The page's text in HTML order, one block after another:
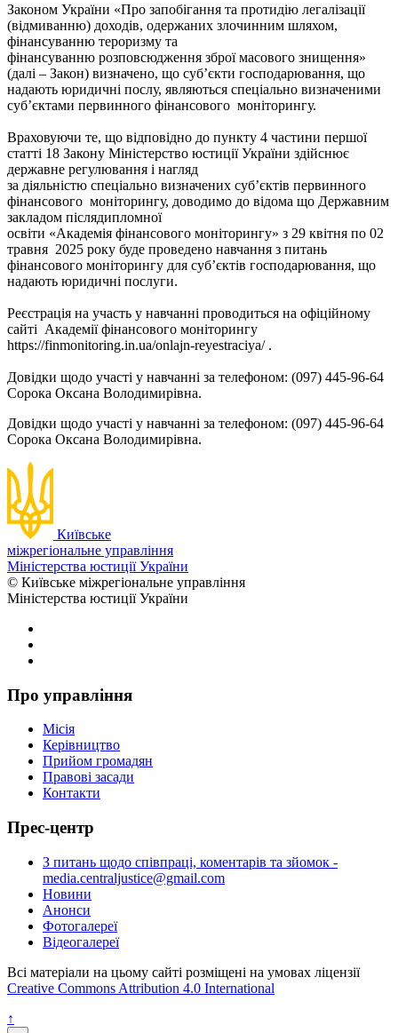
Законом України «Про запобігання та протидію легалізації
(відмиванню) доходів, одержаних злочинним шляхом,
фінансуванню тероризму та
фінансуванню розповсюдження зброї масового знищення»
(далі – Закон) визначено, що суб’єкти господарювання, що
надають юридичні послу, являються спеціально визначеними
суб’єктами первинного фінансового моніторингу.
Враховуючи те, що відповідно до пункту 4 частини першої
статті 18 Закону Міністерство юстиції України здійснює
державне регулювання і нагляд
за діяльністю спеціально визначених суб’єктів первинного
фінансового моніторингу, доводимо до відома що Державним
закладом післядипломної
освіти «Академія фінансового моніторингу» з 29 квітня по 02
травня 2025 року буде проведено навчання з питань
фінансового моніторингу для суб’єктів господарювання, що
надають юридичні послуги.
Реєстрація на участь у навчанні проводиться на офіційному
сайті Академії фінансового моніторингу
https://finmonitoring.in.ua/onlajn-reyestraciya/ .
Довідки щодо участі у навчанні за телефоном: (097) 445-96-64
Сорока Оксана Володимирівна.
Довідки щодо участі у навчанні за телефоном: (097) 445-96-64
Сорока Оксана Володимирівна.
Київське
міжрегіональне управління
Міністерства юстиції України
© Київське міжрегіональне управління
Міністерства юстиції України
Про управління
Місія
Керівництво
Прийом громадян
Правові засади
Контакти
Прес-центр
З питань щодо співпраці, коментарів та зйомок -
media.centraljustice@gmail.com
Новини
Анонси
Фотогалереї
Відеогалереї
Всі матеріали на цьому сайті розміщені на умовах ліцензії
Creative Commons Attribution 4.0 International
↑